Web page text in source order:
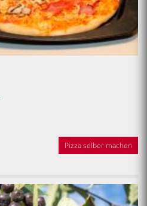
Pizza selber machen